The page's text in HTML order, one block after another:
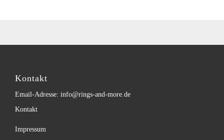
Kontakt
Email-Adresse: info@rings-and-more.de
Kontakt
Impressum